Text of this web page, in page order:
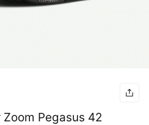
Zoom Pegasus 42